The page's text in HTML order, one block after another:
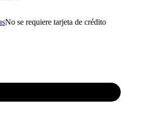
No se requiere tarjeta de crédito